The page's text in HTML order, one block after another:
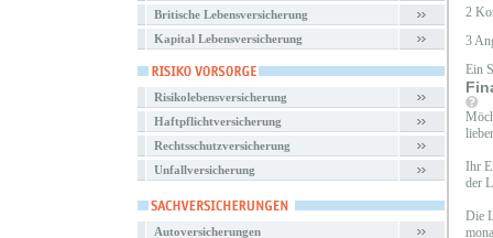
Britische Lebensversicherung
Kapital Lebensversicherung
Risikolebensversicherung
Haftpflichtversicherung
Rechtsschutzversicherung
Unfallversicherung
Autoversicherungen
2
3
Ein
Ihr
der
Die